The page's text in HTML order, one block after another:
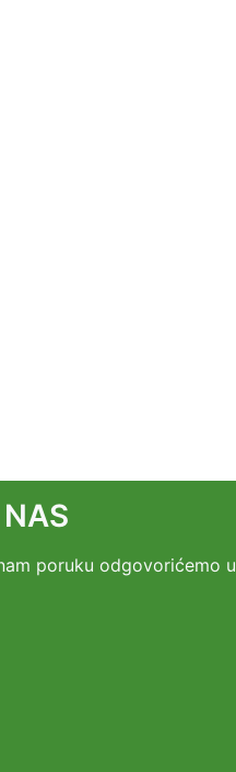
poruku odgovorićemo u